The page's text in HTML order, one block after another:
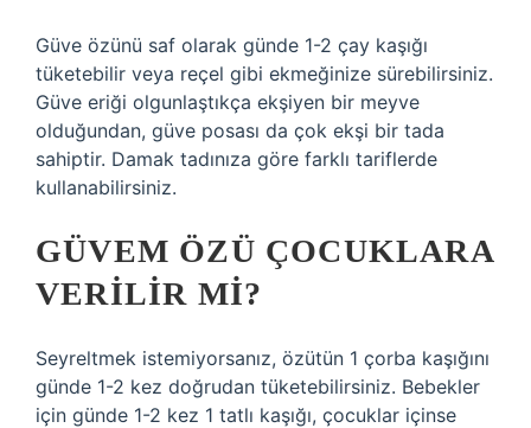
Güve özünü saf olarak günde 1-2 çay kaşığı
tüketebilir veya reçel gibi ekmeğinize sürebilirsiniz.
Güve eriği olgunlaştıkça ekşiyen bir meyve
olduğundan, güve posası da çok ekşi bir tada
sahiptir. Damak tadınıza göre farklı tariflerde
kullanabilirsiniz.
GÜVEM ÖZÜ ÇOCUKLARA
VERILIR MI?
Seyreltmek istemiyorsanız, özütün 1 çorba kaşığını
günde 1-2 kez doğrudan tüketebilirsiniz. Bebekler
için günde 1-2 kez 1 tatlı kaşığı, çocuklar içinse